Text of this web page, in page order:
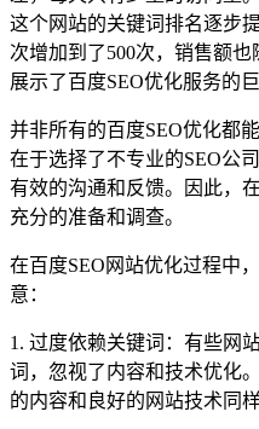
这个网站的关键词排名逐步
次增加到了500次，销售额
展示了百度SEO优化服务的巨
并非所有的百度SEO优化都
在于选择了不专业的SEO公
有效的沟通和反馈。因此，
充分的准备和调查。
在百度SEO网站优化过程中
意：
1. 过度依赖关键词：有些网
词，忽视了内容和技术优化
的内容和良好的网站技术同